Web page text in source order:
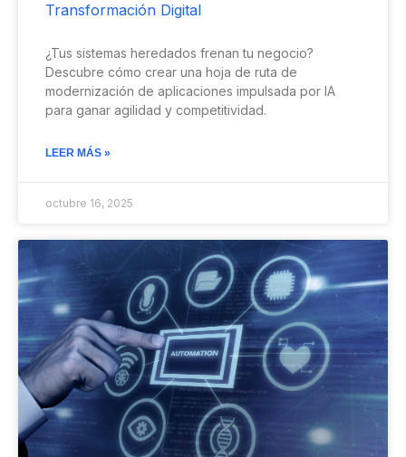
Transformación Digital
¿Tus sistemas heredados frenan tu negocio?
Descubre cómo crear una hoja de ruta de
modernización de aplicaciones impulsada por IA
para ganar agilidad y competitividad.
LEER MÁS »
octubre 16, 2025